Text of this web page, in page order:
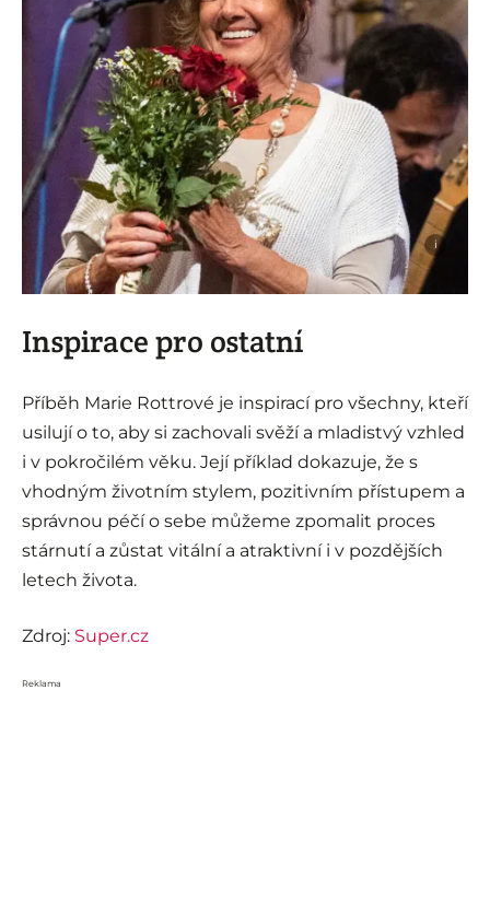
i
Inspirace pro ostatní
Příběh Marie Rottrové je inspirací pro všechny, kteří
usilují o to, aby si zachovali svěží a mladistvý vzhled
i v pokročilém věku. Její příklad dokazuje, že s
vhodným životním stylem, pozitivním přístupem a
správnou péčí o sebe můžeme zpomalit proces
stárnutí a zůstat vitální a atraktivní i v pozdějších
letech života.
Zdroj: Super.cz
Reklama